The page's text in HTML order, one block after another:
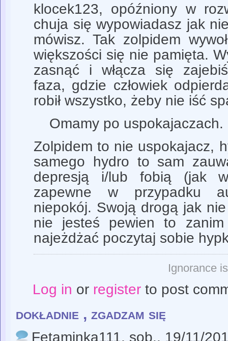
klocek123, opóźniony w
chuja się wypowiadasz jak
mówisz. Tak zolpidem
większości się nie pamięta.
zasnąć i włącza się
faza, gdzie człowiek
robił wszystko, żeby nie iść
Omamy po uspokajaczach.
Zolpidem to nie uspokajacz,
samego hydro to sam
depresją i/lub fobią (jak
zapewne w przypadku
niepokój. Swoją drogą jak
nie jesteś pewien to
najeżdżać poczytaj sobie
Ignorance
Log in or registerto post
dokładnie , zgadzam się
Fetaminka111, sob., 19/11/